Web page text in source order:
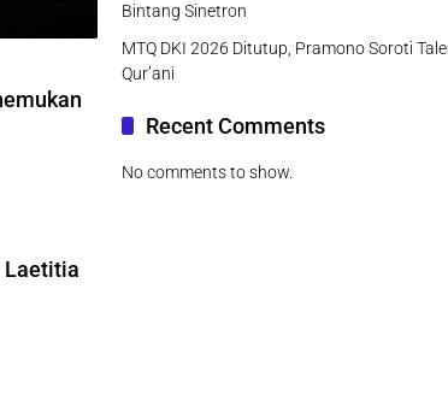
Laetitia
Bintang Sinetron
MTQ DKI 2026 Ditutup, Pramono Soroti
Qur’ani
Recent Comments
No comments to show.